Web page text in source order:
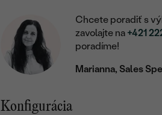
Chcete poradiť s
zavolajte na +421
poradíme!
Marianna, Sales
Konfigurácia